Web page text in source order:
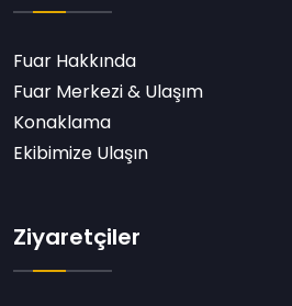
Fuar Hakkında
Fuar Merkezi & Ulaşım
Konaklama
Ekibimize Ulaşın
Ziyaretçiler